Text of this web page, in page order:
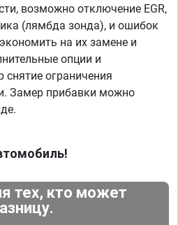
возможно отключение EGR,
(лямбда зонда), и ошибок
на их замене и
опции и
ограничения
Замер прибавки можно
тех, кто может